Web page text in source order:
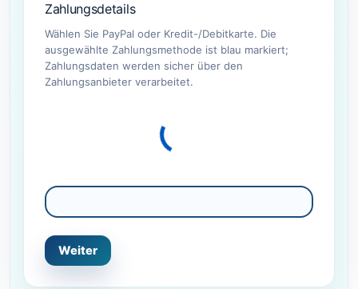
Zahlungsdetails
Wählen Sie PayPal oder Kredit-/Debitkarte. Die
ausgewählte Zahlungsmethode ist blau markiert;
Zahlungsdaten werden sicher über den
Zahlungsanbieter verarbeitet.